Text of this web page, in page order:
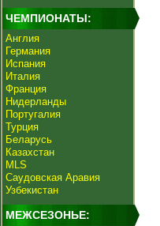
ЧЕМПИОНАТЫ:
Англия
Германия
Испания
Италия
Франция
Нидерланды
Португалия
Турция
Беларусь
Казахстан
MLS
Саудовская Аравия
Узбекистан
МЕЖСЕЗОНЬЕ: